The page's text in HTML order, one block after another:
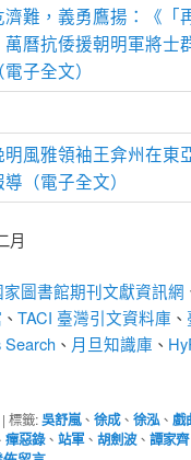
濟難，義勇鷹揚：《「
萬曆抗倭援朝明軍將士
子全文）
明風雅領袖王弇州在東
（電子全文）
月
家圖書館期刊文獻資訊網
、TACI 臺灣引文資料庫 、
Search 、 月旦知識庫 、
|標籤:吳舒嵐、徐成、徐泓、戲
癉惡錄、站軍、胡劍波、譚家齊